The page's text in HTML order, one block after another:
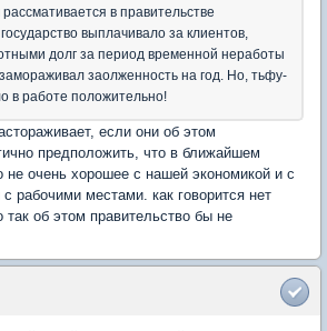
в правительстве
выплачивало за клиентов,
долг за период временной неработы
замораживал заолженность на год. Но, тьфу-
в работе положительно!
если они об этом
предположить, что в ближайшем
очень хорошее с нашей экономикой и с
рабочими местами. как говорится нет
так об этом правительство бы не